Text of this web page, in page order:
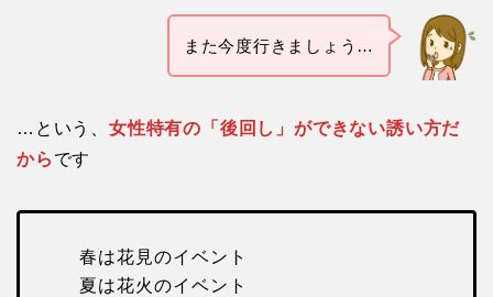
また今度行きましょう…
…という、 女性特有の「後回し」ができない誘い方だ
から です
春は花見のイベント
夏は花火のイベント